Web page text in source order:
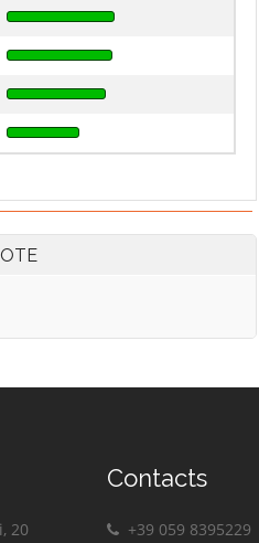
20
Contacts
+39 059 8395229